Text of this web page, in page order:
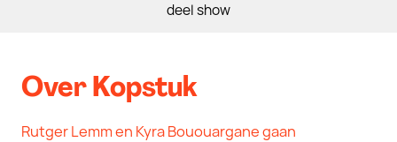
deel show
Over Kopstuk
Rutger Lemm en Kyra Bououargane gaan